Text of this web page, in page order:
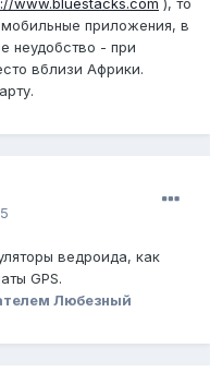
www.bluestacks.com ), то
приложения, в
неудобство - при
вблизи Африки.
ведроида, как
GPS.
Любезный